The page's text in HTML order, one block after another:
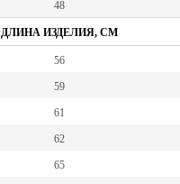
48
ДЛИНА ИЗДЕЛИЯ, СМ
56
59
61
62
65